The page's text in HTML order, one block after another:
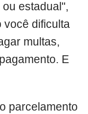
estadual",
você dificulta
multas,
E
parcelamento